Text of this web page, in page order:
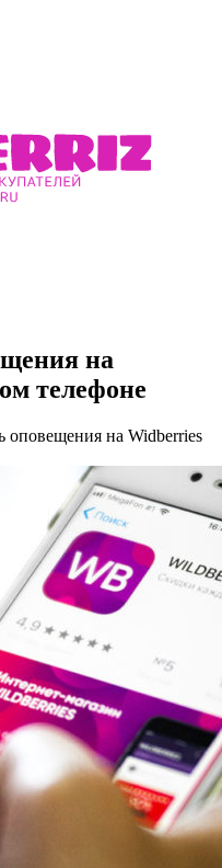
на
телефоне
оповещения на Widberries